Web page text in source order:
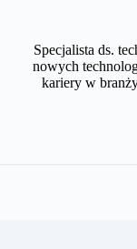
Specjalista ds.
nowych
kariery w